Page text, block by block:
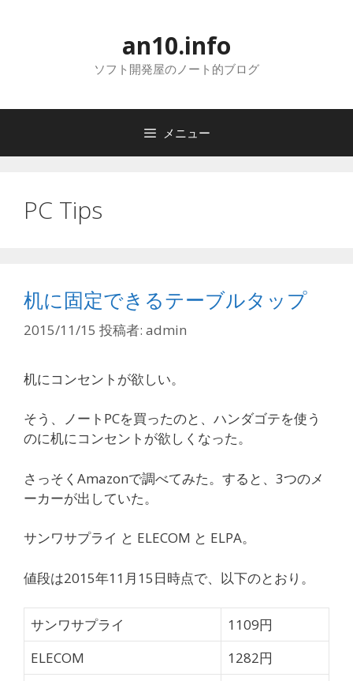
へ
an10.info
ソフト開発屋のノート的ブログ
メニュー
PC Tips
机に固定できるテーブルタップ
2015/11/15 投稿者: admin
机にコンセントが欲しい。
そう、ノートPCを買ったのと、ハンダゴテを使う
のに机にコンセントが欲しくなった。
さっそくAmazonで調べてみた。すると、3つのメ
ーカーが出していた。
サンワサプライ と ELECOM と ELPA。
値段は2015年11月15日時点で、以下のとおり。
サンワサプライ
1109円
ELECOM
1282円